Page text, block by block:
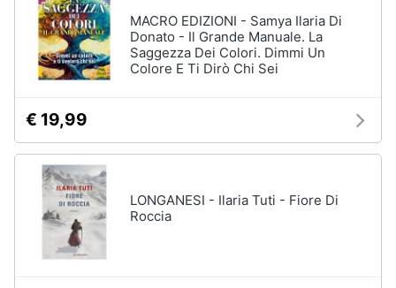
MACRO EDIZIONI - Samya Ilaria Di
Donato - Il Grande Manuale. La
Saggezza Dei Colori. Dimmi Un
Colore E Ti Dirò Chi Sei
€ 19,99
LONGANESI - Ilaria Tuti - Fiore Di
Roccia